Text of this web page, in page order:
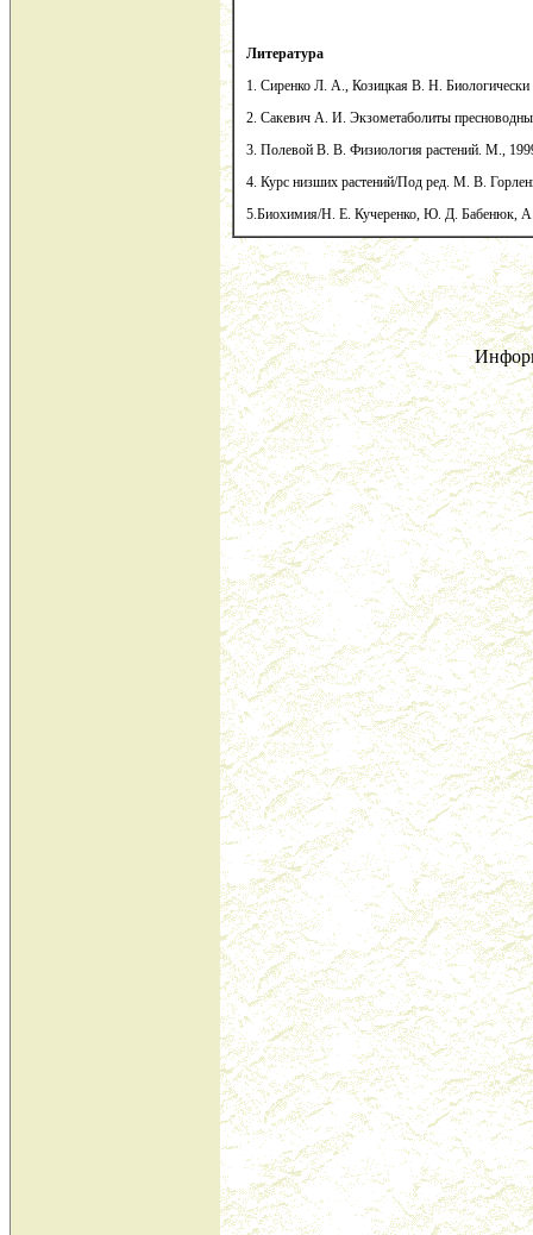
Литература
1. Сиренко Л. А., Козицкая В. Н.
2. Сакевич А. И. Экзометаболиты
3. Полевой В. В. Физиология растений. М.,
4. Курс низших растений/Под ред. М. В.
5.Биохимия/Н. Е. Кучеренко, Ю. Д. Бабенюк,